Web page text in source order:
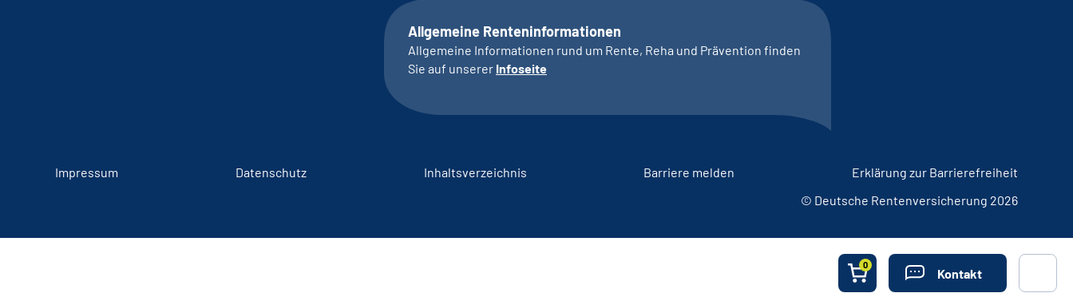
0
Kontakt
Allgemeine Renteninformationen
Allgemeine Informationen rund um Rente, Reha und Prävention finden
Sie auf unserer Infoseite
Impressum Datenschutz Inhaltsverzeichnis Barriere melden
Erklärung zur Barrierefreiheit
© Deutsche Rentenversicherung 2026